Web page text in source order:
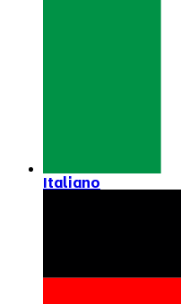
Italiano